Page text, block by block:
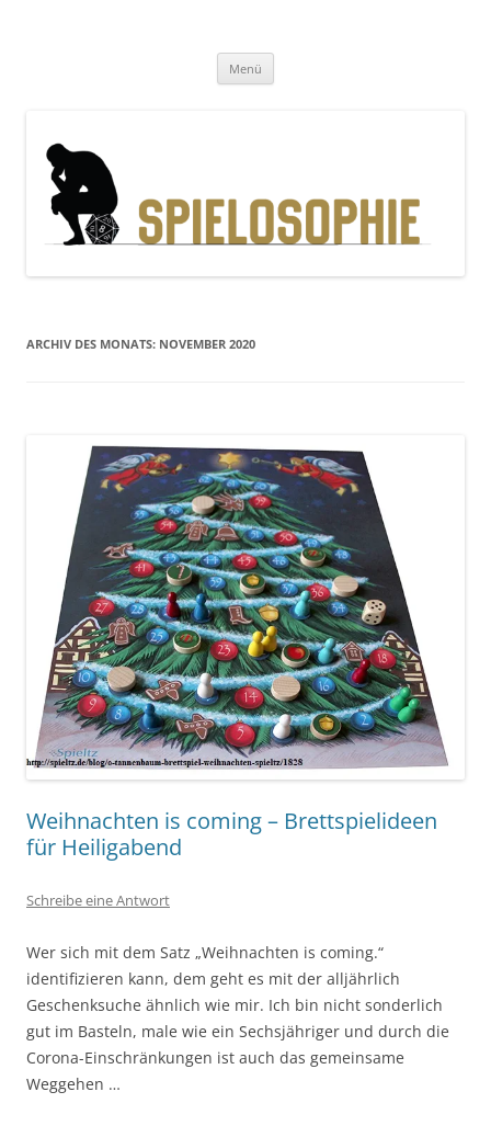
Menü
ARCHIV DES MONATS: NOVEMBER 2020
Weihnachten is coming – Brettspielideen
für Heiligabend
Schreibe eine Antwort
Wer sich mit dem Satz „Weihnachten is coming.“
identifizieren kann, dem geht es mit der alljährlich
Geschenksuche ähnlich wie mir. Ich bin nicht sonderlich
gut im Basteln, male wie ein Sechsjähriger und durch die
Corona-Einschränkungen ist auch das gemeinsame
Weggehen …